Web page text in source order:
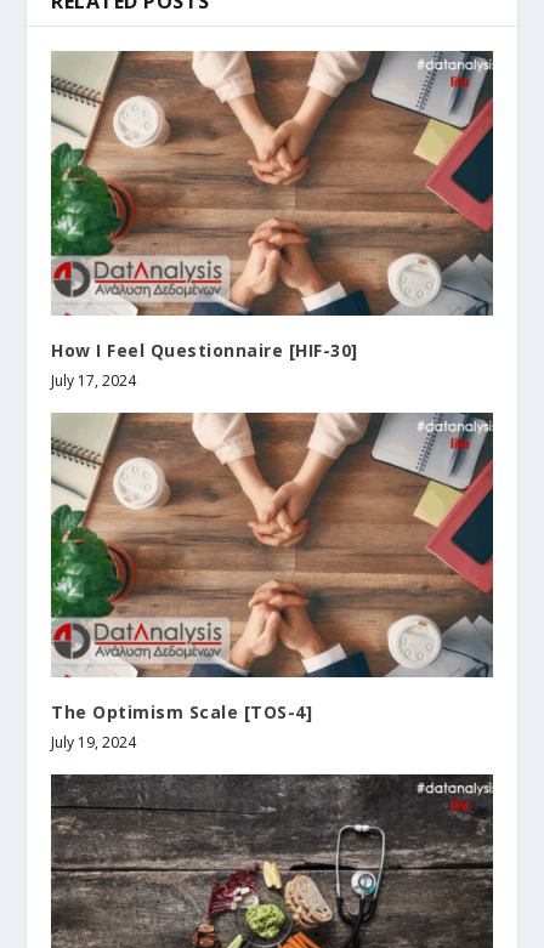
How I Feel Questionnaire [HIF-30]
July 17, 2024
The Optimism Scale [TOS-4]
July 19, 2024